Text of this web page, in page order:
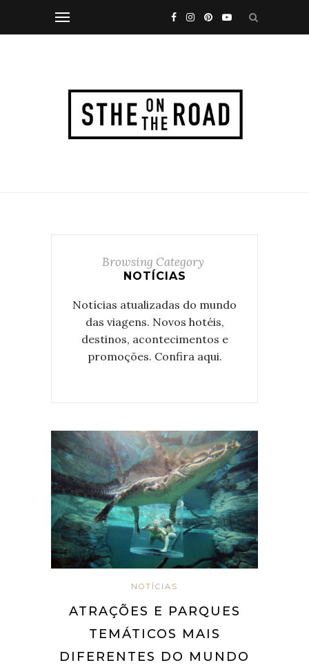
Browsing Category
NOTÍCIAS
Notícias atualizadas do mundo
das viagens. Novos hotéis,
destinos, acontecimentos e
promoções. Confira aqui.
NOTÍCIAS
ATRAÇÕES E PARQUES
TEMÁTICOS MAIS
DIFERENTES DO MUNDO